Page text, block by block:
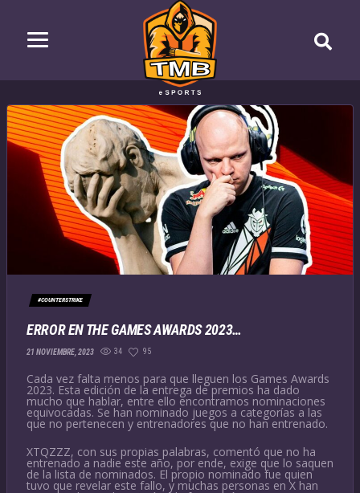
#COUNTERSTRIKE
ERROR EN THE GAMES AWARDS 2023…
21 NOVIEMBRE, 2023 34 95
Cada vez falta menos para que lleguen los Games Awards
2023. Esta edición de la entrega de premios ha dado
mucho que hablar, entre ello encontramos nominaciones
equivocadas. Se han nominado juegos a categorías a las
que no pertenecen y entrenadores que no han entrenado.
XTQZZZ, con sus propias palabras, comentó que no ha
entrenado a nadie este año, por ende, exige que lo saquen
de la lista de nominados. El propio nominado fue quien
tuvo que revelar este fallo, y muchas personas en X han